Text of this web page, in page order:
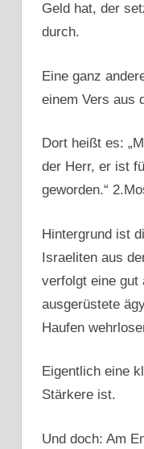
Geld hat, der
durch.
Eine ganz
einem Vers aus
Dort heißt es:
der Herr, er ist
geworden.“
Hintergrund ist
Israeliten aus
verfolgt eine gut
ausgerüstete
Haufen
Eigentlich eine
Stärkere ist.
Und doch: Am